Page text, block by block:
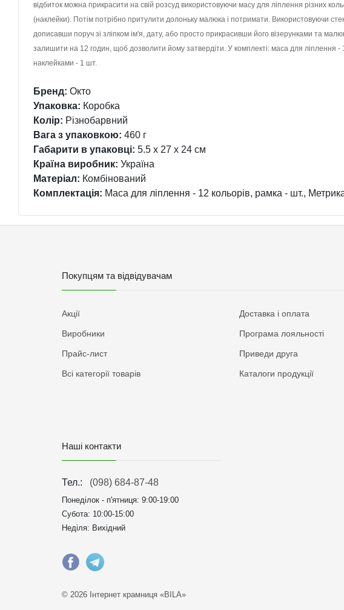
відбиток можна прикрасити на свій розсуд використовуючи масу для ліплення різних
(наклейки). Потім потрібно притулити долоньку малюка і потримати. Використовуючи
дописавши поруч зі зліпком ім'я, дату, або просто прикрасивши його візерунками та
залишити на 12 годин, щоб дозволити йому затвердіти. У комплекті: маса для ліплення -
наклейками - 1 шт.
Бренд: Окто
Упаковка: Коробка
Колір: Різнобарвний
Вага з упаковкою: 460 г
Габарити в упаковці: 5.5 x 27 x 24 см
Країна виробник: Україна
Матеріал: Комбінований
Комплектація: Маса для ліплення - 12 кольорів, рамка - шт.,
Покупцям та відвідувачам
Акції
Виробники
Прайс-лист
Всі категорії товарів
Доставка і оплата
Програма лояльності
Приведи друга
Каталоги продукції
Наші контакти
Тел.: (098) 684-87-48
Понеділок - п'ятниця: 9:00-19:00
Субота: 10:00-15:00
Неділя: Вихідний
© 2026 Інтернет крамниця «BILA»